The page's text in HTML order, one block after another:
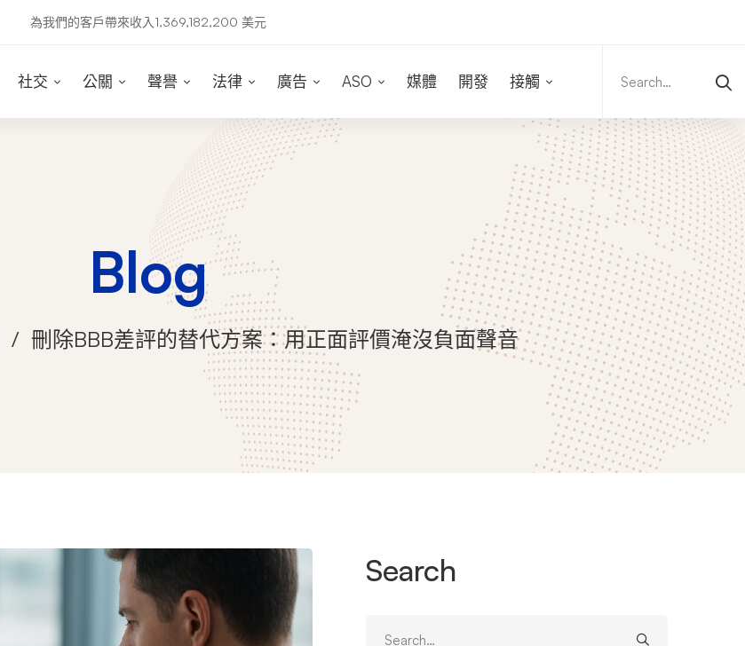
為我們的客戶帶來收入1,369,182,200 美元
社交 公關 聲譽 法律 廣告 ASO 媒體 開發 接觸
for:
Blog
刪除BBB差評的替代方案：用正面評價淹沒負面聲音
Search